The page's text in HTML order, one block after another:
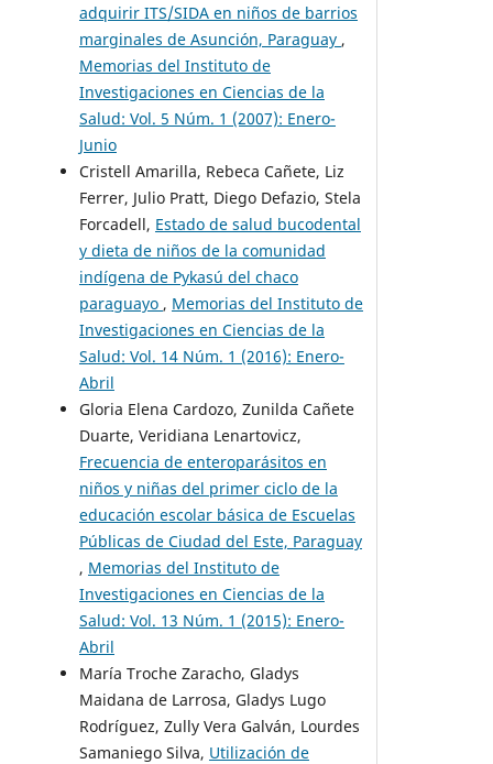
adquirir ITS/SIDA en niños de barrios
marginales de Asunción, Paraguay ,
Memorias del Instituto de
Investigaciones en Ciencias de la
Salud: Vol. 5 Núm. 1 (2007): Enero-
Junio
Cristell Amarilla, Rebeca Cañete, Liz
Ferrer, Julio Pratt, Diego Defazio, Stela
Forcadell, Estado de salud bucodental
y dieta de niños de la comunidad
indígena de Pykasú del chaco
paraguayo , Memorias del Instituto de
Investigaciones en Ciencias de la
Salud: Vol. 14 Núm. 1 (2016): Enero-
Abril
Gloria Elena Cardozo, Zunilda Cañete
Duarte, Veridiana Lenartovicz,
Frecuencia de enteroparásitos en
niños y niñas del primer ciclo de la
educación escolar básica de Escuelas
Públicas de Ciudad del Este, Paraguay
, Memorias del Instituto de
Investigaciones en Ciencias de la
Salud: Vol. 13 Núm. 1 (2015): Enero-
Abril
María Troche Zaracho, Gladys
Maidana de Larrosa, Gladys Lugo
Rodríguez, Zully Vera Galván, Lourdes
Samaniego Silva, Utilización de